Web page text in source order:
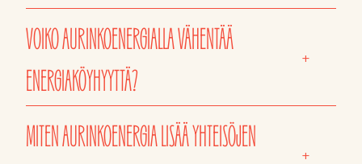
VOIKO AURINKOENERGIALLA VÄHENTÄÄ
ENERGIAKÖYHYYTTÄ?
+
MITEN AURINKOENERGIA LISÄÄ YHTEISÖJEN
+